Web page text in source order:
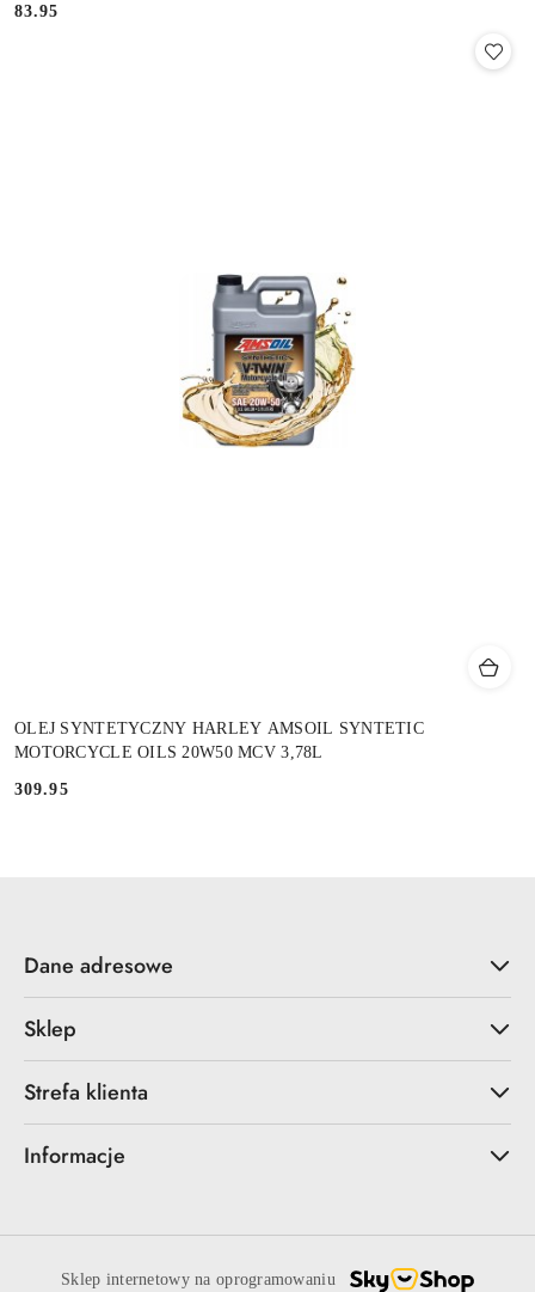
Cena:
83.95
OLEJ SYNTETYCZNY HARLEY AMSOIL SYNTETIC
MOTORCYCLE OILS 20W50 MCV 3,78L
Cena:
309.95
Dane adresowe
Sklep
Strefa klienta
Informacje
Sklep internetowy na oprogramowaniu